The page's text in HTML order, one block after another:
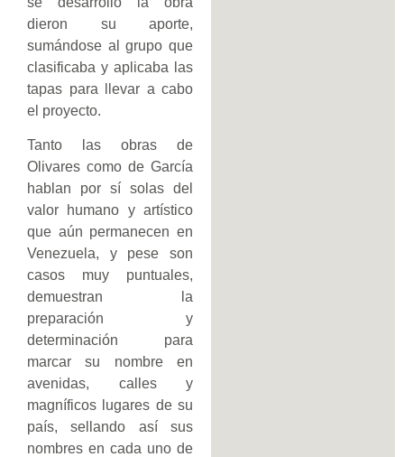
dieron su aporte,
sumándose al grupo que
clasificaba y aplicaba las
tapas para llevar a cabo
el proyecto.
Tanto las obras de
Olivares como de García
hablan por sí solas del
valor humano y artístico
que aún permanecen en
Venezuela, y pese son
casos muy puntuales,
demuestran la
preparación y
determinación para
marcar su nombre en
avenidas, calles y
magníficos lugares de su
país, sellando así sus
nombres en cada uno de